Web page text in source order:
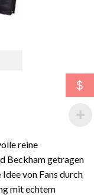
reine
Beckham getragen
von Fans durch
mit echtem
$